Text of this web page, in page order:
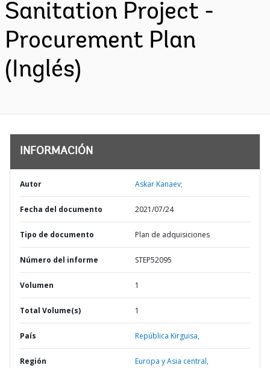
Sanitation Project -
Procurement Plan
(Inglés)
INFORMACIÓN
Autor Askar Kanaev;
Fecha del documento 2021/07/24
Tipo de documento Plan de adquisiciones
Número del informe STEP52095
Volumen 1
Total Volume(s) 1
País República Kirguisa,
Región Europa y Asia central,